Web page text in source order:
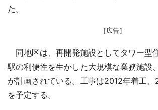
た。
［広告］
同地区は、再開発施設としてタワー型
駅の利便性を生かした大規模な業務施設
が計画されている。工事は2012年着工
を予定する。